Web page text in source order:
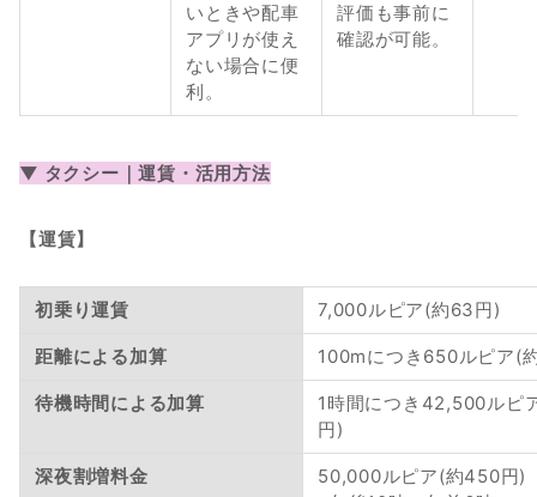
いときや配車
アプリが使え
ない場合に便
利。
評価も事前に
確認が可能。
▼ タクシー｜運賃・活用方法
【運賃】
初乗り運賃 7,000ルピア(約63円)
距離による加算 100mにつき650ルピア(
待機時間による加算
1時間につき42,500ルピ
円)
深夜割増料金
50,000ルピア(約450円)